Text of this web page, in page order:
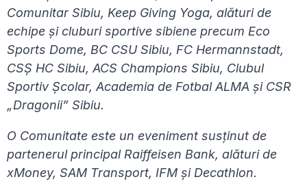
Comunitar Sibiu, Keep Giving Yoga, alături de
echipe și cluburi sportive sibiene precum Eco
Sports Dome, BC CSU Sibiu, FC Hermannstadt,
CSȘ HC Sibiu, ACS Champions Sibiu, Clubul
Sportiv Școlar, Academia de Fotbal ALMA și CSR
„Dragonii” Sibiu.
O Comunitate este un eveniment susținut de
partenerul principal Raiffeisen Bank, alături de
xMoney, SAM Transport, IFM și Decathlon.